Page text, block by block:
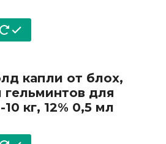
капли от блох,
для
10 кг, 12% 0,5 мл